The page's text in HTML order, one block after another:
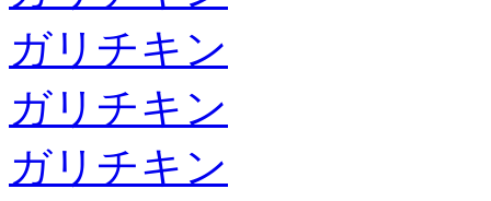
ガリチキン
ガリチキン
ガリチキン